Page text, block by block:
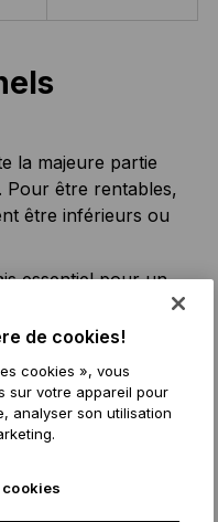
la majeure partie
Pour être rentables,
être inférieurs ou
essentiel pour un
pour gérer la
et effectuer
opérationnelle
de cookies!
cookies », vous
sur votre appareil pour
analyser son utilisation
cookies